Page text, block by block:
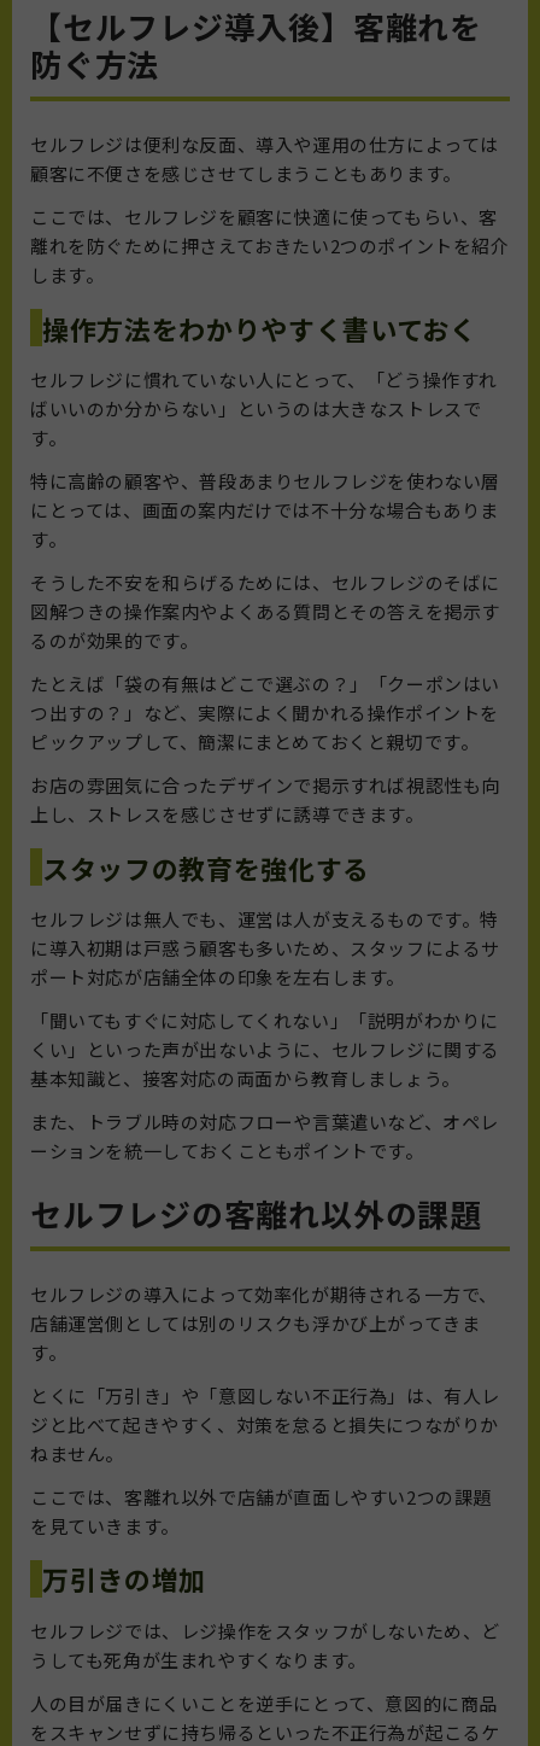
【セルフレジ導入後】客離れを
防ぐ方法
セルフレジは便利な反面、導入や運用の仕方によっては
顧客に不便さを感じさせてしまうこともあります。
ここでは、セルフレジを顧客に快適に使ってもらい、客
離れを防ぐために押さえておきたい2つのポイントを紹介
します。
操作方法をわかりやすく書いておく
セルフレジに慣れていない人にとって、「どう操作すれ
ばいいのか分からない」というのは大きなストレスで
す。
特に高齢の顧客や、普段あまりセルフレジを使わない層
にとっては、画面の案内だけでは不十分な場合もありま
す。
そうした不安を和らげるためには、セルフレジのそばに
図解つきの操作案内やよくある質問とその答えを掲示す
るのが効果的です。
たとえば「袋の有無はどこで選ぶの？」「クーポンはい
つ出すの？」など、実際によく聞かれる操作ポイントを
ピックアップして、簡潔にまとめておくと親切です。
お店の雰囲気に合ったデザインで掲示すれば視認性も向
上し、ストレスを感じさせずに誘導できます。
スタッフの教育を強化する
セルフレジは無人でも、運営は人が支えるものです。特
に導入初期は戸惑う顧客も多いため、スタッフによるサ
ポート対応が店舗全体の印象を左右します。
「聞いてもすぐに対応してくれない」「説明がわかりに
くい」といった声が出ないように、セルフレジに関する
基本知識と、接客対応の両面から教育しましょう。
また、トラブル時の対応フローや言葉遣いなど、オペレ
ーションを統一しておくこともポイントです。
セルフレジの客離れ以外の課題
セルフレジの導入によって効率化が期待される一方で、
店舗運営側としては別のリスクも浮かび上がってきま
す。
とくに「万引き」や「意図しない不正行為」は、有人レ
ジと比べて起きやすく、対策を怠ると損失につながりか
ねません。
ここでは、客離れ以外で店舗が直面しやすい2つの課題
を見ていきます。
万引きの増加
セルフレジでは、レジ操作をスタッフがしないため、ど
うしても死角が生まれやすくなります。
人の目が届きにくいことを逆手にとって、意図的に商品
をスキャンせずに持ち帰るといった不正行為が起こるケ